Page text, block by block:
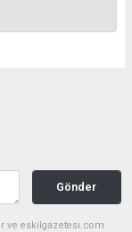
Gönder
ve eskilgazetesi.com